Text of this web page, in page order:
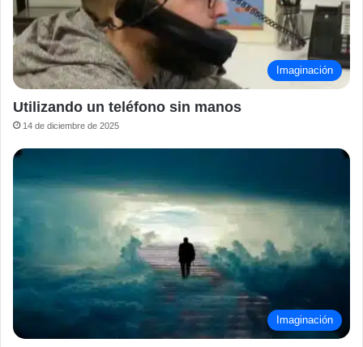
Imaginación
Utilizando un teléfono sin manos
14 de diciembre de 2025
Imaginación